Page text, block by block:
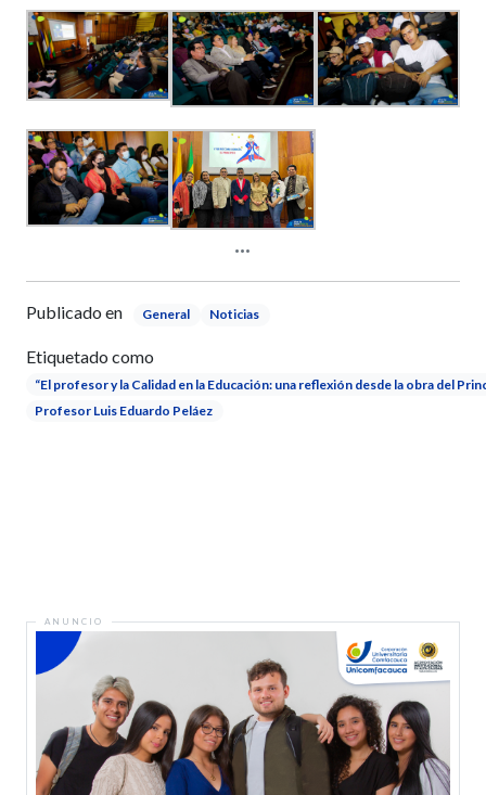
Publicado en General Noticias
Etiquetado como
“El profesor y la Calidad en la Educación: una reflexión desde la obra del
Profesor Luis Eduardo Peláez